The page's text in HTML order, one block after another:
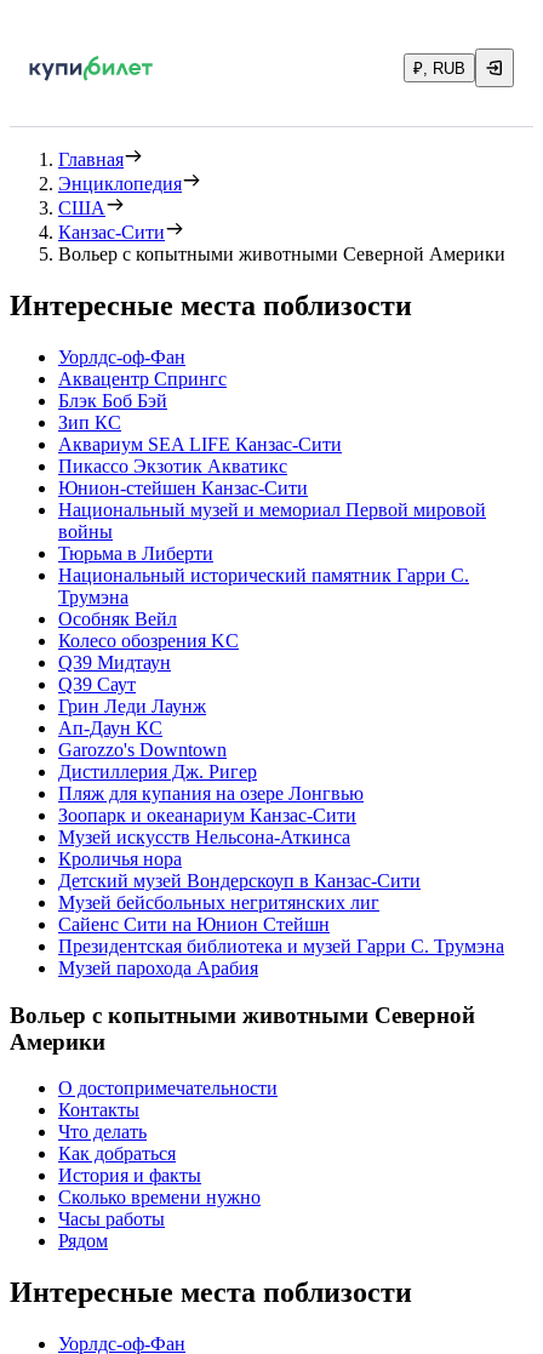
₽, RUB
Главная
Энциклопедия
США
Канзас-Сити
Вольер с копытными животными Северной Америки
Интересные места поблизости
Уорлдс-оф-Фан
Аквацентр Спрингс
Блэк Боб Бэй
Зип КС
Аквариум SEA LIFE Канзас-Сити
Пикассо Экзотик Акватикс
Юнион-стейшен Канзас-Сити
Национальный музей и мемориал Первой мировой
войны
Тюрьма в Либерти
Национальный исторический памятник Гарри С.
Трумэна
Особняк Вейл
Колесо обозрения KC
Q39 Мидтаун
Q39 Саут
Грин Леди Лаунж
Ап-Даун КС
Garozzo's Downtown
Дистиллерия Дж. Ригер
Пляж для купания на озере Лонгвью
Зоопарк и океанариум Канзас-Сити
Музей искусств Нельсона-Аткинса
Кроличья нора
Детский музей Вондерскоуп в Канзас-Сити
Музей бейсбольных негритянских лиг
Сайенс Сити на Юнион Стейшн
Президентская библиотека и музей Гарри С. Трумэна
Музей парохода Арабия
Вольер с копытными животными Северной
Америки
О достопримечательности
Контакты
Что делать
Как добраться
История и факты
Сколько времени нужно
Часы работы
Рядом
Интересные места поблизости
Уорлдс-оф-Фан